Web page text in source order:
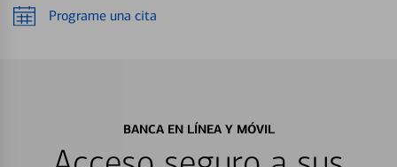
Programe una cita
BANCA EN LÍNEA Y MÓVIL